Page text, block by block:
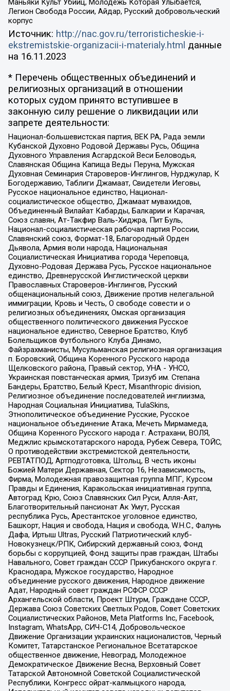
Маньяки Культ Убийц, Молодёжь Которая Улыбается,
Легион Свобода России, Айдар, Русский добровольческий
корпус
Источник: http://nac.gov.ru/terroristicheskie-i-
ekstremistskie-organizacii-i-materialy.html данные
на 16.11.2023
* Перечень общественных объединений и
религиозных организаций в отношении
которых судом принято вступившее в
законную силу решение о ликвидации или
запрете деятельности:
Национал-большевистская партия, ВЕК РА, Рада земли
Кубанской Духовно Родовой Державы Русь, Община
Духовного Управления Асгардской Веси Беловодья,
Славянская Община Капища Веды Перуна, Мужская
Духовная Семинария Староверов-Инглингов, Нурджулар, К
Богодержавию, Таблиги Джамаат, Свидетели Иеговы,
Русское национальное единство, Национал-
социалистическое общество, Джамаат мувахидов,
Объединенный Вилайат Кабарды, Балкарии и Карачая,
Союз славян, Ат-Такфир Валь-Хиджра, Пит Буль,
Национал-социалистическая рабочая партия России,
Славянский союз, Формат-18, Благородный Орден
Дьявола, Армия воли народа, Национальная
Социалистическая Инициатива города Череповца,
Духовно-Родовая Держава Русь, Русское национальное
единство, Древнерусской Инглистической церкви
Православных Староверов-Инглингов, Русский
общенациональный союз, Движение против нелегальной
иммиграции, Кровь и Честь, О свободе совести и о
религиозных объединениях, Омская организация
общественного политического движения Русское
национальное единство, Северное Братство, Клуб
Болельщиков Футбольного Клуба Динамо,
Файзрахманисты, Мусульманская религиозная организация
п. Боровский, Община Коренного Русского народа
Щелковского района, Правый сектор, УНА - УНСО,
Украинская повстанческая армия, Тризуб им. Степана
Бандеры, Братство, Белый Крест, Misanthropic division,
Религиозное объединение последователей инглиизма,
Народная Социальная Инициатива, TulaSkins,
Этнополитическое объединение Русские, Русское
национальное объединение Атака, Мечеть Мирмамеда,
Община Коренного Русского народа г. Астрахани, ВОЛЯ,
Меджлис крымскотатарского народа, Рубеж Севера, ТОЙС,
О противодействии экстремистской деятельности,
РЕВТАТПОД, Артподготовка, Штольц, В честь иконы
Божией Матери Державная, Сектор 16, Независимость,
Фирма, Молодежная правозащитная группа МПГ, Курсом
Правды и Единения, Каракольская инициативная группа,
Автоград Крю, Союз Славянских Сил Руси, Алля-Аят,
Благотворительный пансионат Ак Умут, Русская
республика Русь, Арестантское уголовное единство,
Башкорт, Нация и свобода, Нация и свобода, W.H.С., Фалунь
Дафа, Иртыш Ultras, Русский Патриотический клуб-
Новокузнецк/РПК, Сибирский державный союз, Фонд
борьбы с коррупцией, Фонд защиты прав граждан, Штабы
Навального, Совет граждан СССР Прикубанского округа г.
Краснодара, Мужское государство, Народное
объединение русского движения, Народное движение
Адат, Народный совет граждан РСФСР СССР
Архангельской области, Проект Штурм, Граждане СССР,
Держава Союз Советских Светлых Родов, Совет Советских
Социалистических Районов, Meta Platforms Inc, Facebook,
Instagram, WhatsApp, СИЧ-С14, Добровольческое
Движение Организации украинских националистов, Черный
Комитет, Татарстанское Региональное Всетатарское
общественное движение, Невоград, Молодежное
Демократическое Движение Весна, Верховный Совет
Татарской Автономной Советской Социалистической
Республики, Конгресс ойрат-калмыцкого народа,